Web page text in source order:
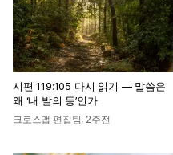
시편 119:105 다시 읽기 — 말씀은
왜 ‘내 발의 등’인가
크로스맵 편집팀, 2주전